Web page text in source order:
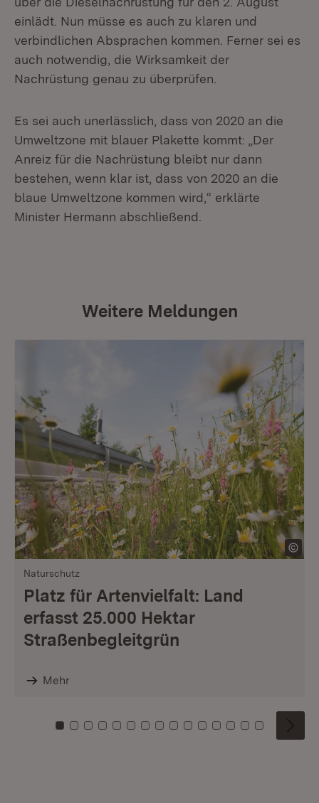
einlädt. Nun müsse es auch zu klaren und
verbindlichen Absprachen kommen. Ferner sei es
auch notwendig, die Wirksamkeit der
Nachrüstung genau zu überprüfen.
Es sei auch unerlässlich, dass von 2020 an die
Umweltzone mit blauer Plakette kommt: „Der
Anreiz für die Nachrüstung bleibt nur dann
bestehen, wenn klar ist, dass von 2020 an die
blaue Umweltzone kommen wird,“ erklärte
Minister Hermann abschließend.
Weitere Meldungen
Naturschutz
Platz für Artenvielfalt: Land
erfasst 25.000 Hektar
Straßenbegleitgrün
Mehr
Zu Kachel: 0
Zu Kachel: 1
Zu Kachel: 2
Zu Kachel: 3
Zu Kachel: 4
Zu Kachel: 5
Zu Kachel: 6
Zu Kachel: 7
Zu Kachel: 8
Zu Kachel: 9
Zu Kachel: 10
Zu Kachel: 11
Zu Kachel: 12
Zu Kachel:
Zu